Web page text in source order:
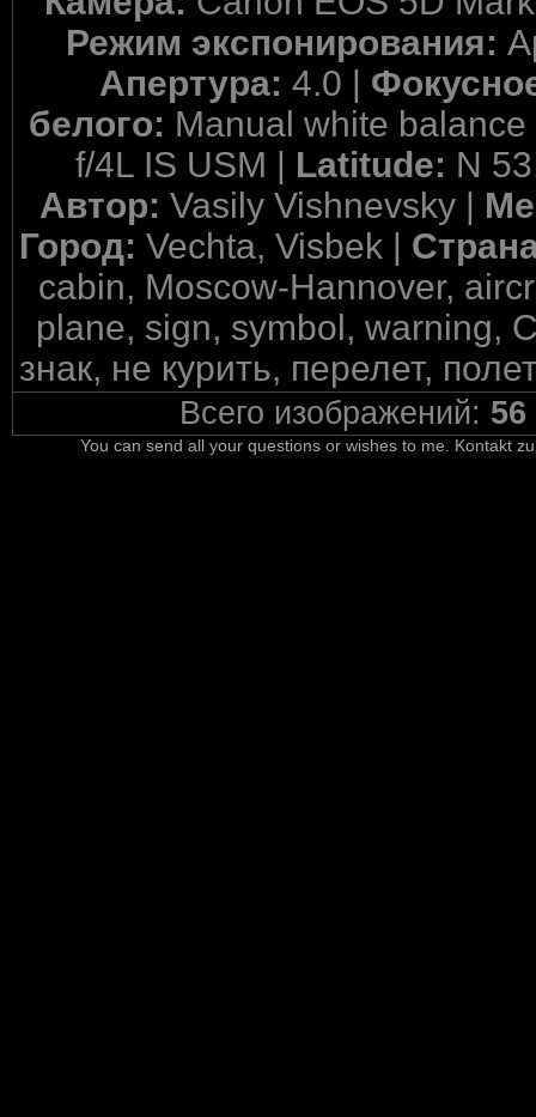
Режим экспонирования:
Апертура: 4.0 |
белого: Manual white
f/4L IS USM | Latitude: N
Автор: Vasily Vishnevsky |
Город: Vechta, Visbek |
cabin, Moscow-Hannover,
plane, sign, symbol, warning,
знак, не курить, перелет,
Всего изображений: 56
You can send all your questions or wishes to me. Kontakt